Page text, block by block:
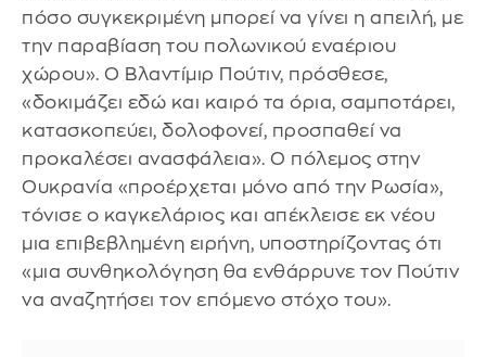
πόσο συγκεκριμένη μπορεί να γίνει η απειλή, με
την παραβίαση του πολωνικού εναέριου
χώρου». Ο Βλαντίμιρ Πούτιν, πρόσθεσε,
«δοκιμάζει εδώ και καιρό τα όρια, σαμποτάρει,
κατασκοπεύει, δολοφονεί, προσπαθεί να
προκαλέσει ανασφάλεια». Ο πόλεμος στην
Ουκρανία «προέρχεται μόνο από την Ρωσία»,
τόνισε ο καγκελάριος και απέκλεισε εκ νέου
μια επιβεβλημένη ειρήνη, υποστηρίζοντας ότι
«μια συνθηκολόγηση θα ενθάρρυνε τον Πούτιν
να αναζητήσει τον επόμενο στόχο του».